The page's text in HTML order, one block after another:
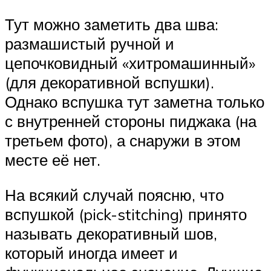
Тут можно заметить два шва:
размашистый ручной и
цепочковидный «хитромашинный»
(для декоративной вспушки).
Однако вспушка тут заметна только
с внутренней стороны пиджака (на
третьем фото), а снаружи в этом
месте её нет.
На всякий случай поясню, что
вспушкой (pick-stitching) принято
называть декоративный шов,
который иногда имеет и